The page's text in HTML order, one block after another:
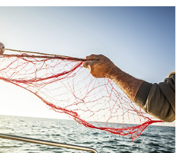
Pesca sicura - le